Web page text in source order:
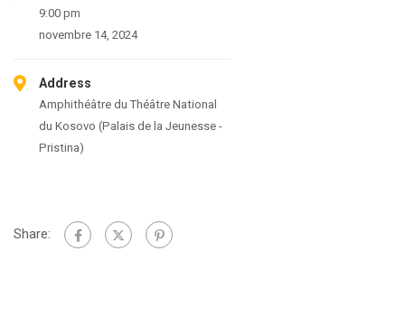
9:00 pm
novembre 14, 2024
Address
Amphithéâtre du Théâtre National
du Kosovo (Palais de la Jeunesse -
Pristina)
Share: